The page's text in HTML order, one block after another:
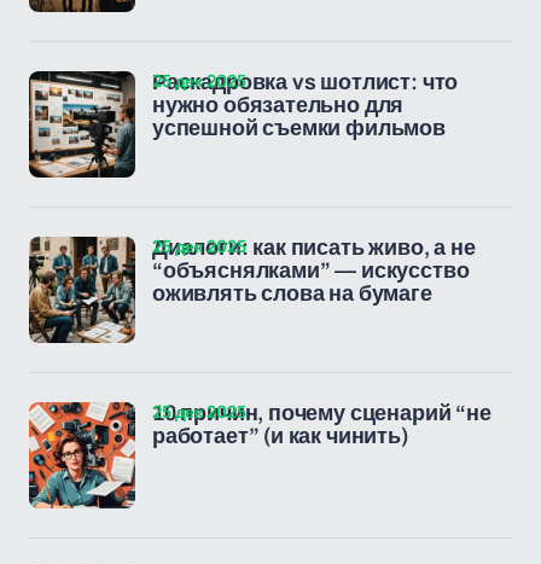
Раскадровка vs шотлист: что
нужно обязательно для
успешной съемки фильмов
25 дек 2025
Диалоги: как писать живо, а не
“объяснялками” — искусство
оживлять слова на бумаге
25 дек 2025
10 причин, почему сценарий “не
работает” (и как чинить)
25 дек 2025